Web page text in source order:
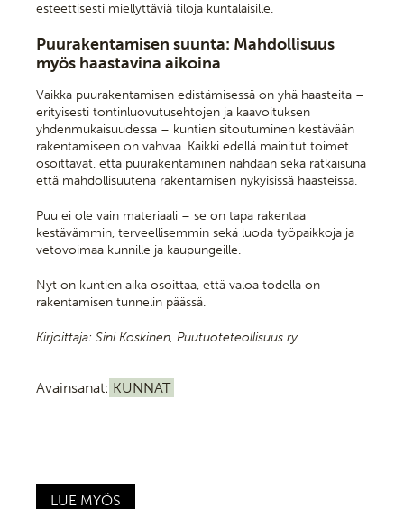
esteettisesti miellyttäviä tiloja kuntalaisille.
Puurakentamisen suunta: Mahdollisuus
myös haastavina aikoina
Vaikka puurakentamisen edistämisessä on yhä haasteita –
erityisesti tontinluovutusehtojen ja kaavoituksen
yhdenmukaisuudessa – kuntien sitoutuminen kestävään
rakentamiseen on vahvaa. Kaikki edellä mainitut toimet
osoittavat, että puurakentaminen nähdään sekä ratkaisuna
että mahdollisuutena rakentamisen nykyisissä haasteissa.
Puu ei ole vain materiaali – se on tapa rakentaa
kestävämmin, terveellisemmin sekä luoda työpaikkoja ja
vetovoimaa kunnille ja kaupungeille.
Nyt on kuntien aika osoittaa, että valoa todella on
rakentamisen tunnelin päässä.
Kirjoittaja: Sini Koskinen, Puutuoteteollisuus ry
Avainsanat: KUNNAT
LUE MYÖS